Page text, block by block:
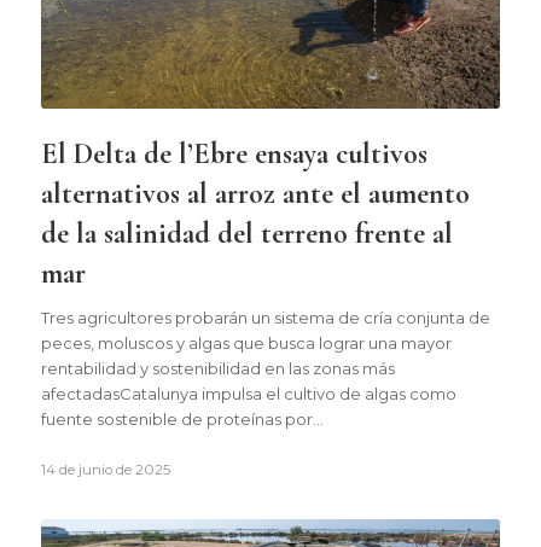
El Delta de l’Ebre ensaya cultivos
alternativos al arroz ante el aumento
de la salinidad del terreno frente al
mar
Tres agricultores probarán un sistema de cría conjunta de
peces, moluscos y algas que busca lograr una mayor
rentabilidad y sostenibilidad en las zonas más
afectadasCatalunya impulsa el cultivo de algas como
fuente sostenible de proteínas por…
14 de junio de 2025